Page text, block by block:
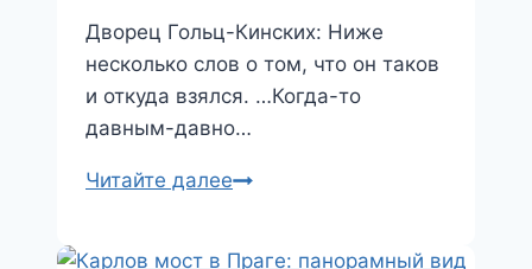
Дворец Гольц-Кинских: Ниже
несколько слов о том, что он таков
и откуда взялся. …Когда-то
давным-давно…
Читайте далееДворец